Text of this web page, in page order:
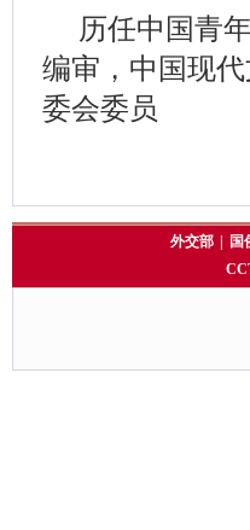
历任中国青
编审，中国现
委会委员
外交部 国